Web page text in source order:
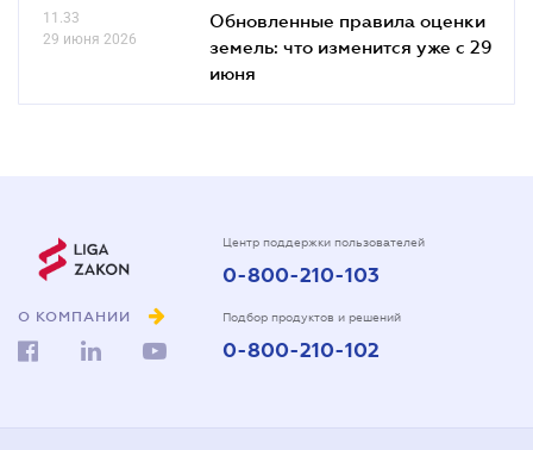
11.33
29 июня 2026
Обновленные правила оценки
земель: что изменится уже с 29
июня
О КОМПАНИИ
Центр поддержки пользователей
0-800-210-103
Подбор продуктов и решений
0-800-210-102